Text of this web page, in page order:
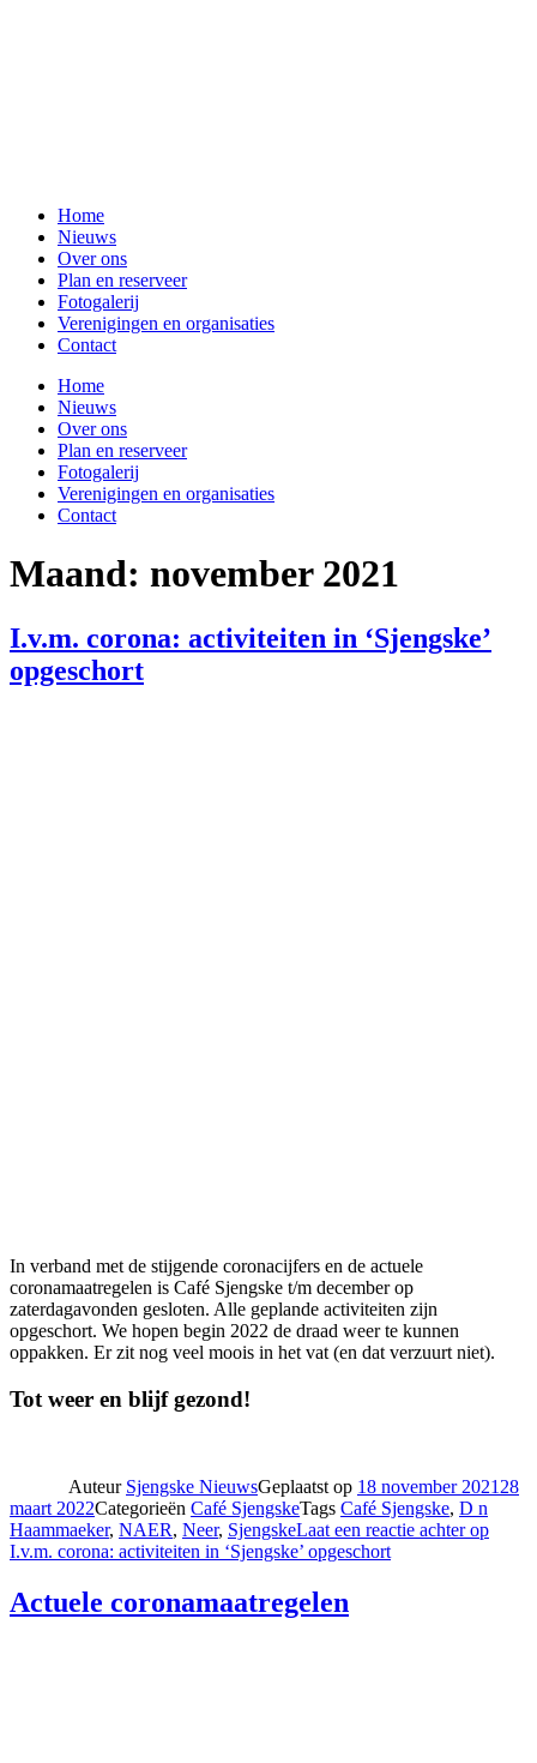
Home
Nieuws
Over ons
Plan en reserveer
Fotogalerij
Verenigingen en organisaties
Contact
Home
Nieuws
Over ons
Plan en reserveer
Fotogalerij
Verenigingen en organisaties
Contact
Maand: november 2021
I.v.m. corona: activiteiten in ‘Sjengske’
opgeschort
In verband met de stijgende coronacijfers en de actuele
coronamaatregelen is Café Sjengske t/m december op
zaterdagavonden gesloten. Alle geplande activiteiten zijn
opgeschort. We hopen begin 2022 de draad weer te kunnen
oppakken. Er zit nog veel moois in het vat (en dat verzuurt niet).
Tot weer en blijf gezond!
Auteur Sjengske NieuwsGeplaatst op 18 november 2021 28
maart 2022Categorieën Café SjengskeTags Café Sjengske, D n
Haammaeker, NAER, Neer, SjengskeLaat een reactie achterop
I.v.m. corona: activiteiten in ‘Sjengske’ opgeschort
Actuele coronamaatregelen